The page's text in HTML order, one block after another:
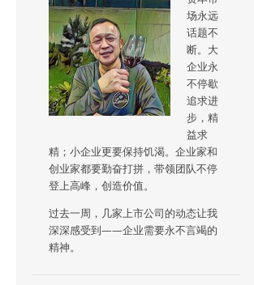
场永远
话题不
断。大
企业永
不停歇
追求进
步，精
益求
精；小企业更要保持饥渴。企业家和
创业家都要勤奋打拼，带领团队不停
登上高峰，创造价值。
过去一周，几家上市公司的动态让我
深深感受到——企业需要永不言竭的
精神。